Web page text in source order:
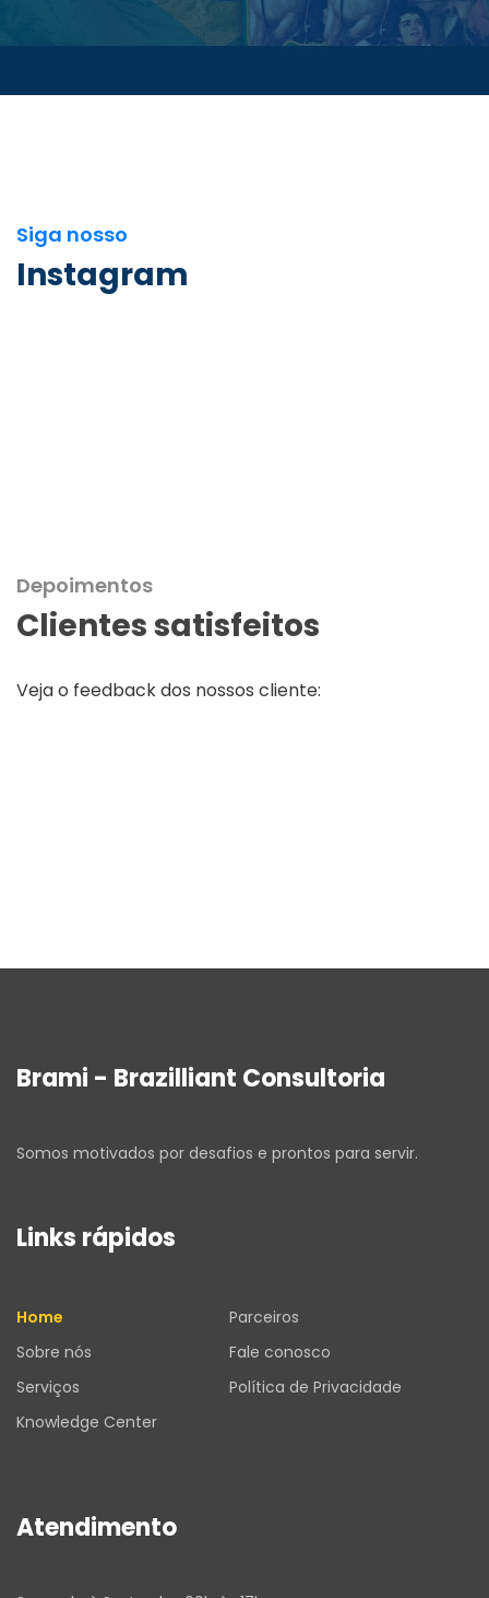
Siga nosso
Instagram
Depoimentos
Clientes satisfeitos
Veja o feedback dos nossos cliente:
Brami - Brazilliant Consultoria
Somos motivados por desafios e prontos para servir.
Links rápidos
Home
Sobre nós
Serviços
Knowledge Center
Parceiros
Fale conosco
Política de Privacidade
Atendimento